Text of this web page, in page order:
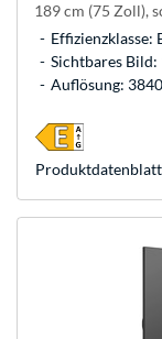
189 cm (75 Zoll),
Effizienzklasse:
Sichtbares Bild:
Auflösung:
Produkt­datenblatt